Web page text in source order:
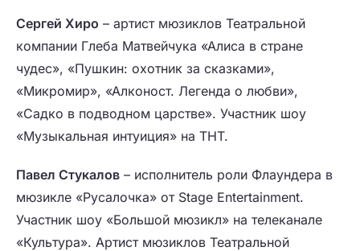
Сергей Хиро – артист мюзиклов Театральной
компании Глеба Матвейчука «Алиса в стране
чудес», «Пушкин: охотник за сказками»,
«Микромир», «Алконост. Легенда о любви»,
«Садко в подводном царстве». Участник шоу
«Музыкальная интуиция» на ТНТ.
Павел Стукалов – исполнитель роли Флаундера в
мюзикле «Русалочка» от Stage Entertainment.
Участник шоу «Большой мюзикл» на телеканале
«Культура». Артист мюзиклов Театральной